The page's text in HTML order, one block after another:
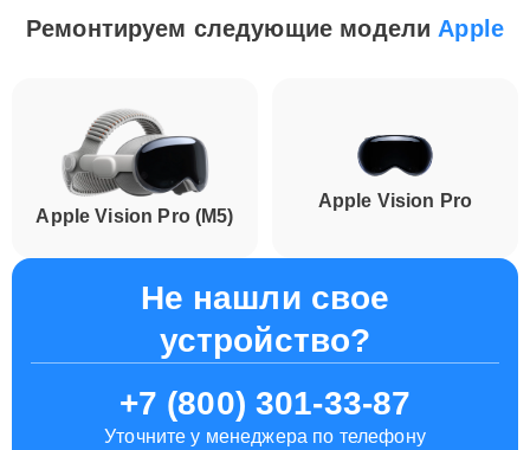
Ремонтируем следующие модели Apple
Apple Vision Pro (M5)
Apple Vision Pro
Не нашли свое
устройство?
+7 (800) 301-33-87
Уточните у менеджера по телефону